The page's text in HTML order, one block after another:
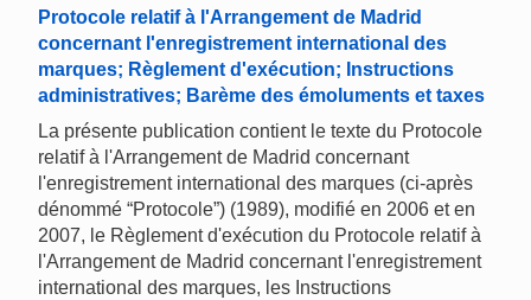
Protocole relatif à l'Arrangement de Madrid
concernant l'enregistrement international des
marques; Règlement d'exécution; Instructions
administratives; Barème des émoluments et taxes
La présente publication contient le texte du Protocole
relatif à l'Arrangement de Madrid concernant
l'enregistrement international des marques (ci-après
dénommé “Protocole”) (1989), modifié en 2006 et en
2007, le Règlement d'exécution du Protocole relatif à
l'Arrangement de Madrid concernant l'enregistrement
international des marques, les Instructions